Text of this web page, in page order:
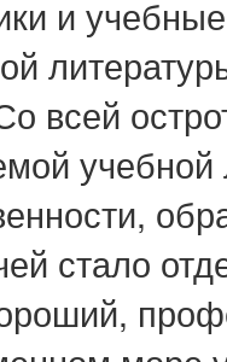
и
всей
стало